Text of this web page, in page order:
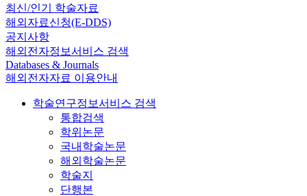
최신/인기 학술자료
해외자료신청(E-DDS)
공지사항
해외전자정보서비스 검색
Databases & Journals
해외전자자료 이용안내
학술연구정보서비스 검색
통합검색
학위논문
국내학술논문
해외학술논문
학술지
단행본